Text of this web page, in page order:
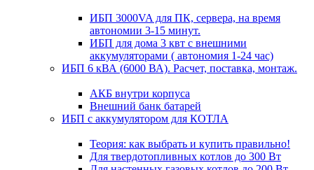
ИБП 3000VA для ПК, сервера, на время
автономии 3-15 минут.
ИБП для дома 3 квт с внешними
аккумуляторами ( автономия 1-24 час)
ИБП 6 кВА (6000 ВА). Расчет, поставка, монтаж.
АКБ внутри корпуса
Внешний банк батарей
ИБП с аккумулятором для КОТЛА
Теория: как выбрать и купить правильно!
Для твердотопливных котлов до 300 Вт